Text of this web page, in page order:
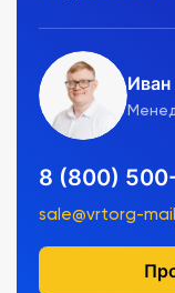
8 (800)
sale@vrtorg-